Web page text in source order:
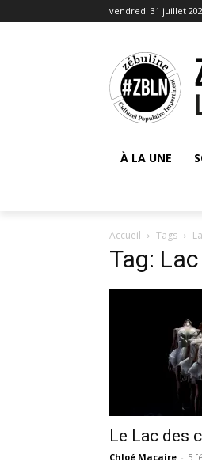
vendredi 31 juillet
À LA UNE
Accueil Tags
Tag:
Le Lac des
Chloé Macaire - 5